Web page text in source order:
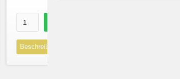
Beschreibung